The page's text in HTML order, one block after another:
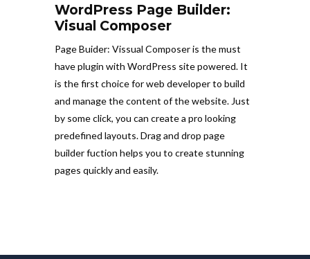
WordPress Page Builder:
Visual Composer
Page Buider: Vissual Composer is the must
have plugin with WordPress site powered. It
is the first choice for web developer to build
and manage the content of the website. Just
by some click, you can create a pro looking
predefined layouts. Drag and drop page
builder fuction helps you to create stunning
pages quickly and easily.